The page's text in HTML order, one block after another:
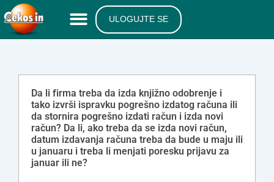
ULOGUJTE SE
Da li firma treba da izda knjižno odobrenje i
tako izvrši ispravku pogrešno izdatog računa ili
da stornira pogrešno izdati račun i izda novi
račun? Da li, ako treba da se izda novi račun,
datum izdavanja računa treba da bude u maju ili
u januaru i treba li menjati poresku prijavu za
januar ili ne?